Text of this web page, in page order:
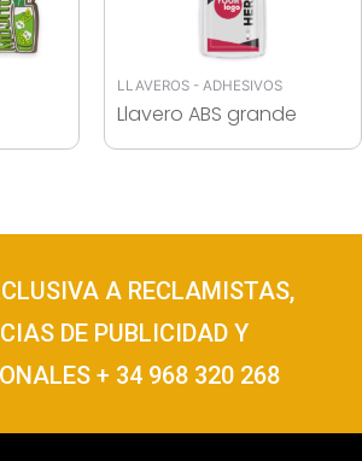
LLAVEROS - ADHESIVOS
Llavero ABS grande
A RECLAMISTAS,
DE PUBLICIDAD Y
+ 34 968 320 268